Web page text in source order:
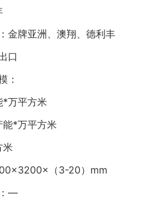
金牌亚洲、澳翔、德利丰
口
：
*万平方米
*万平方米
米
（3-20）mm
—